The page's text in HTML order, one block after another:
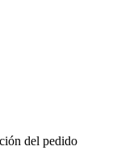
del pedido